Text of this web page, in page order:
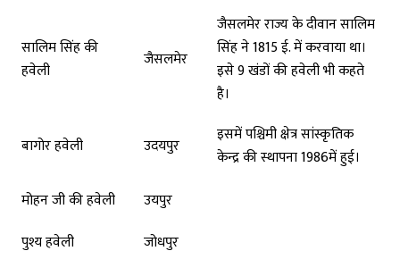
सालिम सिंह की
हवेली
जैसलमेर
जैसलमेर राज्य के दीवान सालिम
सिंह ने 1815 ई. में करवाया था।
इसे 9 खंडों की हवेली भी कहते
है।
बागोर हवेली उदयपुर
इसमें पश्चिमी क्षेत्र सांस्कृतिक
केन्द्र की स्थापना 1986में हुई।
मोहन जी की हवेली
उयपुर
पुश्य हवेली
जोधपुर